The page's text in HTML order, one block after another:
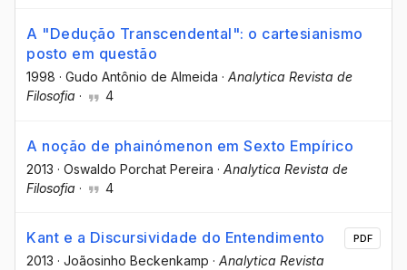
A "Dedução Transcendental": o cartesianismo
posto em questão
1998 · Gudo Antônio de Almeida · Analytica Revista de
Filosofia · 4
A noção de phainómenon em Sexto Empírico
2013 · Oswaldo Porchat Pereira · Analytica Revista de
Filosofia · 4
Kant e a Discursividade do Entendimento
2013 · Joãosinho Beckenkamp · Analytica Revista
PDF